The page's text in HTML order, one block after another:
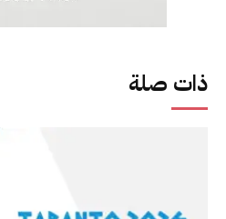
ذات صلة